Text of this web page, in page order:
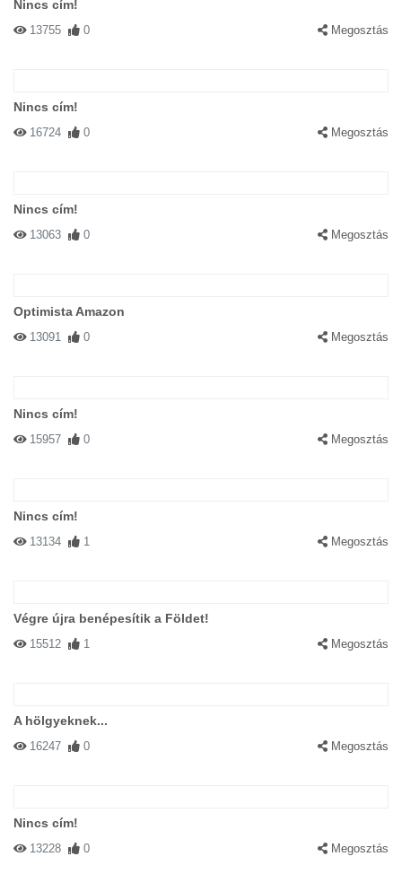
Nincs cím!
13755 0 Megosztás
Nincs cím!
16724 0 Megosztás
Nincs cím!
13063 0 Megosztás
Optimista Amazon
13091 0 Megosztás
Nincs cím!
15957 0 Megosztás
Nincs cím!
13134 1 Megosztás
Végre újra benépesítik a Földet!
15512 1 Megosztás
A hölgyeknek...
16247 0 Megosztás
Nincs cím!
13228 0 Megosztás